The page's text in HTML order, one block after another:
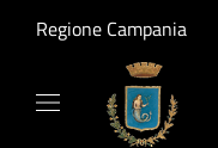
Regione Campania